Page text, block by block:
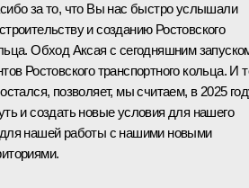
за то, что Вы нас быстро услышали
и созданию Ростовского
Обход Аксая с сегодняшним
Ростовского транспортного кольца. И
позволяет, мы считаем, в 2025
и создать новые условия для нашего
нашей работы с нашими новыми